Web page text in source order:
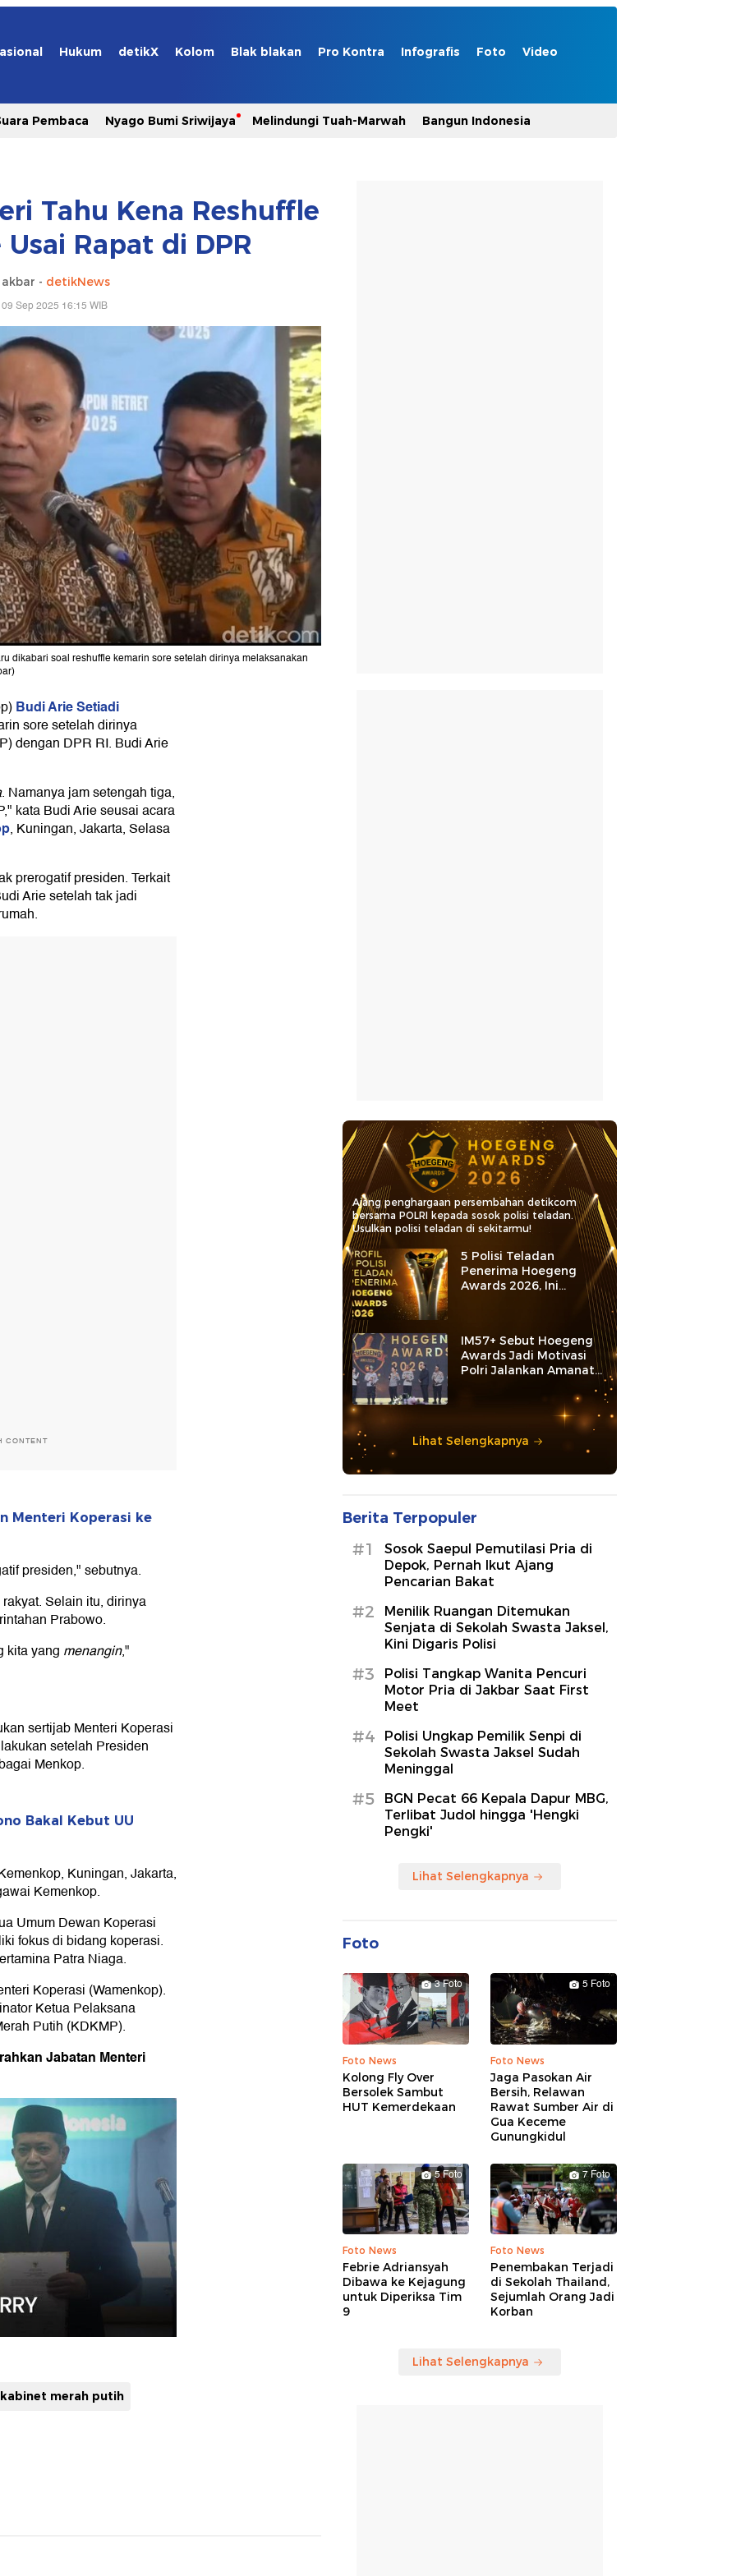
Hukum detikX Kolom Blak blakan Pro Kontra Infografis Foto Video
Pembaca Nyago Bumi Sriwijaya Melindungi Tuah-Marwah Bangun Indonesia
Tahu Kena Reshuffle
Rapat di DPR
- detikNews
Sep 2025 16:15 WIB
dikabari soal reshuffle kemarin sore setelah dirinya melaksanakan
Budi Arie Setiadi
sore setelah dirinya
dengan DPR RI. Budi Arie
. Namanya jam setengah tiga,
kata Budi Arie seusai acara
, Kuningan, Jakarta, Selasa
prerogatif presiden. Terkait
Arie setelah tak jadi
CONTENT
Menteri Koperasi ke
presiden," sebutnya.
Selain itu, dirinya
Prabowo.
kita yang menangin,"
sertijab Menteri Koperasi
setelah Presiden
Menkop.
Bakal Kebut UU
Kuningan, Jakarta,
Kemenkop.
Umum Dewan Koperasi
fokus di bidang koperasi.
Patra Niaga.
Koperasi (Wamenkop).
Ketua Pelaksana
Putih (KDKMP).
Jabatan Menteri
kabinet merah putih
Ajang penghargaan persembahan detikcom
bersama POLRI kepada sosok polisi teladan.
Usulkan polisi teladan di sekitarmu!
5 Polisi Teladan
Penerima Hoegeng
Awards 2026, Ini
Kategori dan Kiprahnya
IM57+ Sebut Hoegeng
Awards Jadi Motivasi
Polri Jalankan Amanat
Lihat Selengkapnya
Berita Terpopuler
#1
Sosok Saepul Pemutilasi Pria di
Depok, Pernah Ikut Ajang
Pencarian Bakat
#2
Menilik Ruangan Ditemukan
Senjata di Sekolah Swasta Jaksel,
Kini Digaris Polisi
#3
Polisi Tangkap Wanita Pencuri
Motor Pria di Jakbar Saat First
Meet
#4
Polisi Ungkap Pemilik Senpi di
Sekolah Swasta Jaksel Sudah
Meninggal
#5
BGN Pecat 66 Kepala Dapur MBG,
Terlibat Judol hingga 'Hengki
Pengki'
Lihat Selengkapnya
Foto
3 Foto
Foto News
Kolong Fly Over
Bersolek Sambut
HUT Kemerdekaan
5 Foto
Foto News
Jaga Pasokan Air
Bersih, Relawan
Rawat Sumber Air di
Gua Keceme
Gunungkidul
5 Foto
Foto News
Febrie Adriansyah
Dibawa ke Kejagung
untuk Diperiksa Tim
9
7 Foto
Foto News
Penembakan Terjadi
di Sekolah Thailand,
Sejumlah Orang Jadi
Korban
Lihat Selengkapnya